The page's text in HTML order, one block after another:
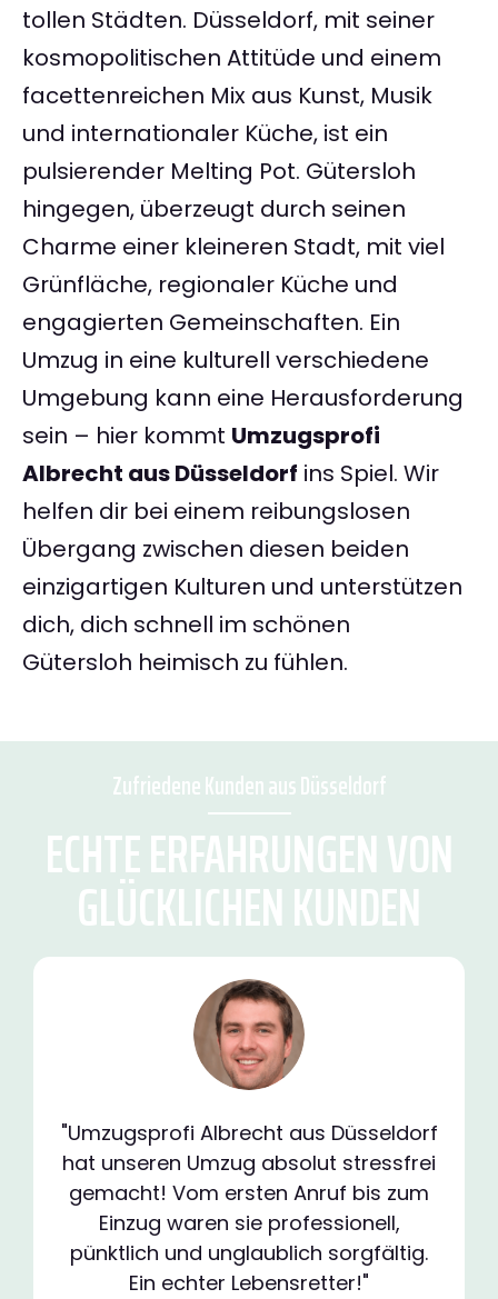
tollen Städten. Düsseldorf, mit seiner
kosmopolitischen Attitüde und einem
facettenreichen Mix aus Kunst, Musik
und internationaler Küche, ist ein
pulsierender Melting Pot. Gütersloh
hingegen, überzeugt durch seinen
Charme einer kleineren Stadt, mit viel
Grünfläche, regionaler Küche und
engagierten Gemeinschaften. Ein
Umzug in eine kulturell verschiedene
Umgebung kann eine Herausforderung
sein – hier kommt Umzugsprofi
Albrecht aus Düsseldorf ins Spiel. Wir
helfen dir bei einem reibungslosen
Übergang zwischen diesen beiden
einzigartigen Kulturen und unterstützen
dich, dich schnell im schönen
Gütersloh heimisch zu fühlen.
Zufriedene Kunden aus Düsseldorf
ECHTE ERFAHRUNGEN VON
GLÜCKLICHEN KUNDEN
"Umzugsprofi Albrecht aus Düsseldorf
hat unseren Umzug absolut stressfrei
gemacht! Vom ersten Anruf bis zum
Einzug waren sie professionell,
pünktlich und unglaublich sorgfältig.
Ein echter Lebensretter!"